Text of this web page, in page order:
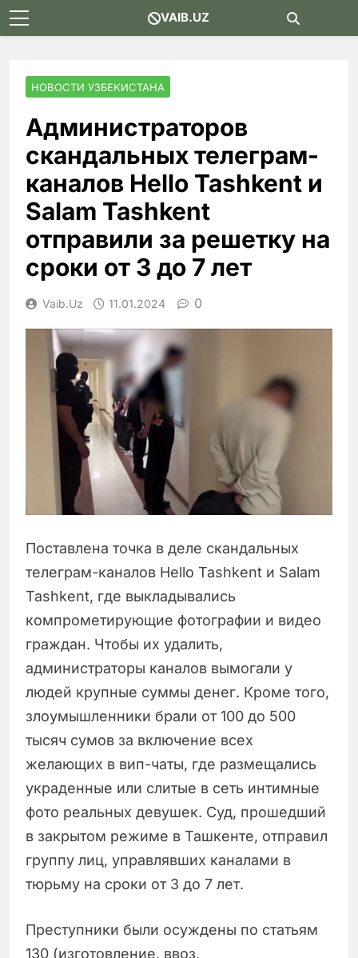
Skip
to
VAIB.UZ
НОВОСТИ УЗБЕКИСТАНА
Администраторов
скандальных телеграм-
каналов Hello Tashkent и
Salam Tashkent
отправили за решетку на
сроки от 3 до 7 лет
Vaib.uz 11.01.2024 0
Поставлена точка в деле скандальных
телеграм-каналов Hello Tashkent и Salam
Tashkent, где выкладывались
компрометирующие фотографии и видео
граждан. Чтобы их удалить,
администраторы каналов вымогали у
людей крупные суммы денег. Кроме того,
злоумышленники брали от 100 до 500
тысяч сумов за включение всех
желающих в вип-чаты, где размещались
украденные или слитые в сеть интимные
фото реальных девушек. Суд, прошедший
в закрытом режиме в Ташкенте, отправил
группу лиц, управлявших каналами в
тюрьму на сроки от 3 до 7 лет.
Преступники были осуждены по статьям
130 (изготовление, ввоз,